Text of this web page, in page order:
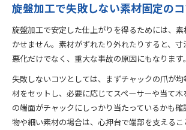
旋盤加工で失敗しない素材固定の
旋盤加工で安定した仕上がりを得るためには、
かせません。素材がずれたり外れたりすると、
悪化だけでなく、重大な事故の原因にもなります。
失敗しないコツとしては、まずチャックの爪が
材をセットし、必要に応じてスペーサーや当て
の端面がチャックにしっかり当たっているかも
物や細い素材の場合は、心押台で端部を支える